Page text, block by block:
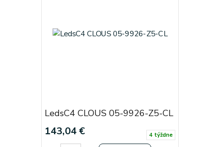
LedsC4 CLOUS 05-9926-Z5-CL
143,04 € 4 týždne